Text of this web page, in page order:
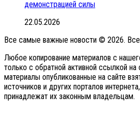
демонстрацией силы
22.05.2026
Все самые важные новости © 2026.
Любое копирование материалов с
только с обратной активной ссылкой на
материалы опубликованные на сайте
источников и других порталов
принадлежат их законным владельцам.